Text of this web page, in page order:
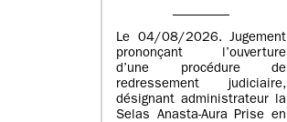
Le 04/08/2026. Jugement
prononçant l’ouverture
d’une procédure de
redressement judiciaire,
désignant administrateur la
Selas Anasta-Aura Prise en